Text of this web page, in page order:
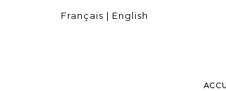
Français | English